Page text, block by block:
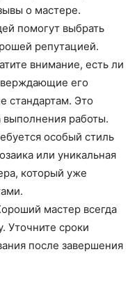
о мастере.
помогут выбрать
репутацией.
внимание, есть ли
его
стандартам. Это
выполнения работы.
особый стиль
или уникальная
который уже
мастер всегда
Уточните сроки
после завершения